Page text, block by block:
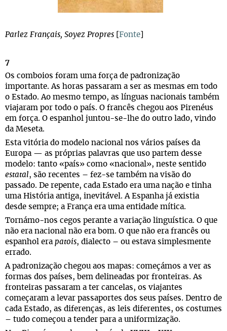
Parlez Français, Soyez Propres Fonte
7
Os comboios foram uma força de padronização
importante. As horas passaram a ser as mesmas em todo
o Estado. Ao mesmo tempo, as línguas nacionais também
viajaram por todo o país. O francês chegou aos Pirenéus
em força. O espanhol juntou-se-lhe do outro lado, vindo
da Meseta.
Esta vitória do modelo nacional nos vários países da
Europa — as próprias palavras que uso partem desse
modelo: tanto «país» como «nacional», neste sentido
estatal, são recentes ­– fez-se também na visão do
passado. De repente, cada Estado era uma nação e tinha
uma História antiga, inevitável. A Espanha já existia
desde sempre; a França era uma entidade mítica.
Tornámo-nos cegos perante a variação linguística. O que
não era nacional não era bom. O que não era francês ou
espanhol era patois, dialecto – ou estava simplesmente
errado.
A padronização chegou aos mapas: começámos a ver as
formas dos países, bem delineadas por fronteiras. As
fronteiras passaram a ter cancelas, os viajantes
começaram a levar passaportes dos seus países. Dentro de
cada Estado, as diferenças, as leis diferentes, os costumes
– tudo começou a tender para a uniformização.